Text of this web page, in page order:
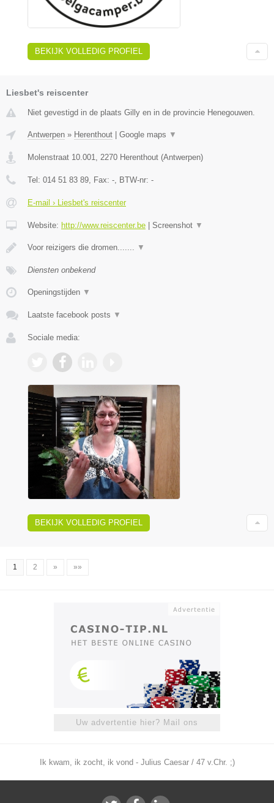
BEKIJK VOLLEDIG PROFIEL
Liesbet's reiscenter
Niet gevestigd in de plaats Gilly en in de provincie Henegouwen.
Antwerpen » Herenthout Google maps ▼
Molenstraat 10.001, 2270 Herenthout (Antwerpen)
Tel: 014 51 83 89, Fax: -, BTW-nr: -
E-mail › Liesbet's reiscenter
Website: http://www.reiscenter.be Screenshot ▼
Voor reizigers die dromen....... ▼
Diensten onbekend
Openingstijden ▼
Laatste facebook posts ▼
Sociale media:
BEKIJK VOLLEDIG PROFIEL
1 2 » »»
Uw advertentie hier? Mail ons
Ik kwam, ik zocht, ik vond - Julius Caesar / 47 v.Chr. ;)